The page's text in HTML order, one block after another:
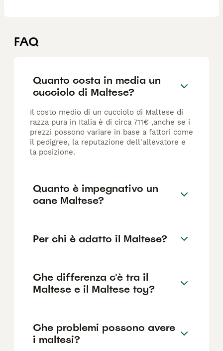
FAQ
Quanto costa in media un
cucciolo di Maltese?
Il costo medio di un cucciolo di Maltese di
razza pura in Italia è di circa 711€ ,anche se i
prezzi possono variare in base a fattori come
il pedigree, la reputazione dell'allevatore e
la posizione.
Quanto è impegnativo un
cane Maltese?
Per chi è adatto il Maltese?
Che differenza c'è tra il
Maltese e il Maltese toy?
Che problemi possono avere
i maltesi?